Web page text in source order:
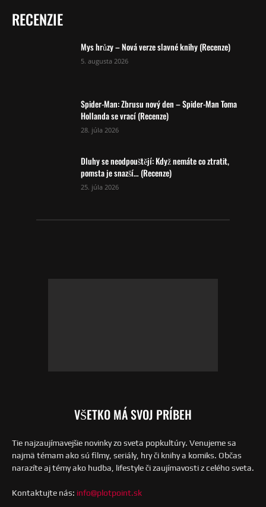
RECENZIE
Mys hrůzy – Nová verze slavné knihy (Recenze)
5. augusta 2026
Spider-Man: Zbrusu nový den – Spider-Man Toma
Hollanda se vrací (Recenze)
28. júla 2026
Dluhy se neodpouštějí: Když nemáte co ztratit,
pomsta je snazší… (Recenze)
25. júla 2026
VŠETKO MÁ SVOJ PRÍBEH
Tie najzaujímavejšie novinky zo sveta popkultúry. Venujeme sa
najmä témam ako sú filmy, seriály, hry či knihy a komiks. Občas
narazíte aj témy ako hudba, lifestyle či zaujímavosti z celého sveta.
Kontaktujte nás: info@plotpoint.sk